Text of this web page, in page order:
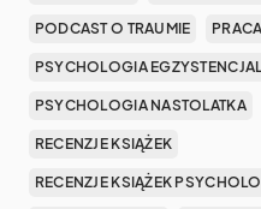
PODCAST O TRAUMIE
PSYCHOLOGIA
PSYCHOLOGIA NASTOLATKA
RECENZJE KSIĄŻEK
RECENZJE KSIĄŻEK